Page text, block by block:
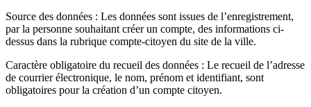
Source des données : Les données sont issues de l’enregistrement,
par la personne souhaitant créer un compte, des informations ci-
dessus dans la rubrique compte-citoyen du site de la ville.
Caractère obligatoire du recueil des données : Le recueil de l’adresse
de courrier électronique, le nom, prénom et identifiant, sont
obligatoires pour la création d’un compte citoyen.